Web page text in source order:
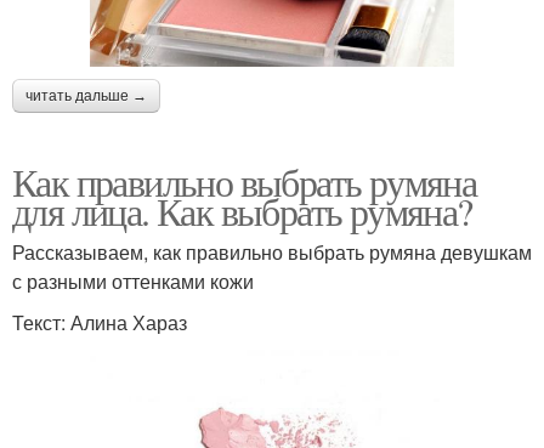
читать дальше →
Как правильно выбрать румяна
для лица. Как выбрать румяна?
Рассказываем, как правильно выбрать румяна девушкам
с разными оттенками кожи
Текст: Алина Хараз